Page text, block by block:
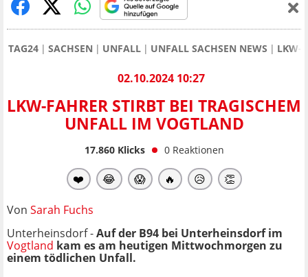
TAG24 SACHSEN UNFALL UNFALL SACHSEN NEWS LKW-
02.10.2024 10:27
LKW-FAHRER STIRBT BEI TRAGISCHEM
UNFALL IM VOGTLAND
17.860Klicks 0 Reaktionen
❤️ 😂 😱 🔥 😥 👏
Von Sarah Fuchs
Unterheinsdorf -Auf der B94 bei Unterheinsdorf im
Vogtland kam es am heutigen Mittwochmorgen zu
einem tödlichen Unfall.